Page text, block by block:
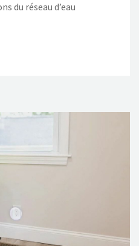
du réseau d’eau